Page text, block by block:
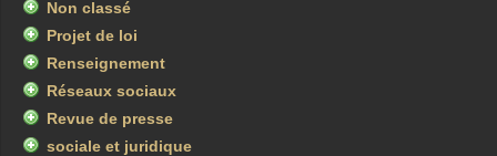
Non classé
Projet de loi
Renseignement
Réseaux sociaux
Revue de presse
sociale et juridique